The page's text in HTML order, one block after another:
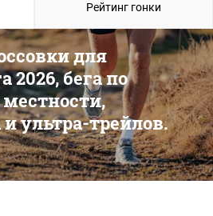
для
2026, бега по
ультра-трейлов.
Рейтинг гонки